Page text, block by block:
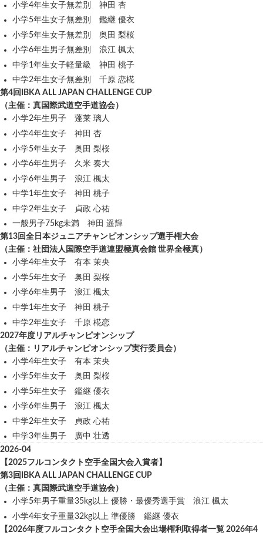
小学4年生女子無差別 神田 杏
小学5年生女子無差別 鑑継 優衣
小学5年生女子無差別 奥田 梨桜
小学6年生男子無差別 浪江 楓太
中学1年生女子軽量級 神田 桃子
中学2年生女子無差別 千原 恋椛
第4回IBKA ALL JAPAN CHALLENGE CUP
（主催：真国際武道空手道協会）
小学2年生男子 蓬莱 璃人
小学4年生女子 神田 杏
小学5年生女子 奥田 梨桜
小学6年生男子 久米 奏大
小学6年生男子 浪江 楓太
中学1年生女子 神田 桃子
中学2年生女子 貞政 心祐
一般男子75kg未満 神田 遥輝
第13回全日本ジュニアチャンピオンシップ選手権大会
（主催：社団法人国際空手道連盟極真会館 世界全極真）
小学4年生女子 有本 茉央
小学5年生女子 奥田 梨桜
小学6年生男子 浪江 楓太
中学1年生女子 神田 桃子
中学2年生女子 千原 椛恋
2027年度リアルチャンピオンシップ
（主催：リアルチャンピオンシップ実行委員会）
小学4年生女子 有本 茉央
小学5年生女子 奥田 梨桜
小学5年生女子 鑑継 優衣
小学6年生男子 浪江 楓太
中学2年生女子 貞政 心祐
中学3年生男子 廣中 壮透
2026-04
【2025フルコンタクト空手全国大会入賞者】
第3回IBKA ALL JAPAN CHALLENGE CUP
（主催：真国際武道空手道協会）
小学5年男子重量35kg以上 優勝・最優秀選手賞 浪江 楓太
小学4年女子重量32kg以上 準優勝 鑑継 優衣
【2026年度フルコンタクト空手全国大会出場権利取得者一覧 2026年4